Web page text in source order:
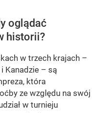
oglądać
historii?
w trzech krajach –
Kanadzie – są
która
ze względu na swój
w turnieju